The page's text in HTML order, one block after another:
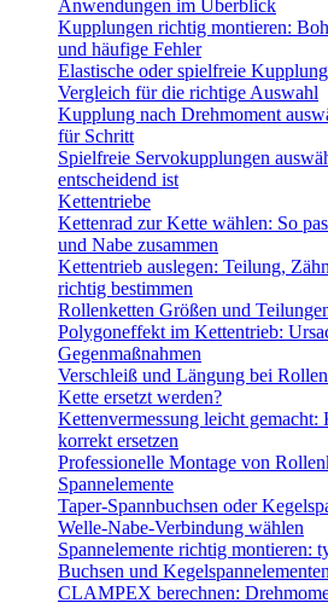
Anwendungen im Überblick
Kupplungen richtig montieren:
und häufige Fehler
Elastische oder spielfreie
Vergleich für die richtige Auswahl
Kupplung nach Drehmoment
für Schritt
Spielfreie Servokupplungen
entscheidend ist
Kettentriebe
Kettenrad zur Kette wählen: So
und Nabe zusammen
Kettentrieb auslegen: Teilung,
richtig bestimmen
Rollenketten Größen und
Polygoneffekt im Kettentrieb:
Gegenmaßnahmen
Verschleiß und Längung bei
Kette ersetzt werden?
Kettenvermessung leicht
korrekt ersetzen
Professionelle Montage von
Spannelemente
Taper-Spannbuchsen oder
Welle-Nabe-Verbindung wählen
Spannelemente richtig montieren:
Buchsen und
CLAMPEX berechnen: